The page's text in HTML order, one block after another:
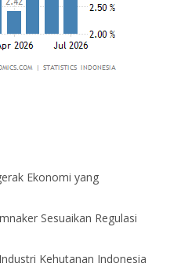
Ekonomi yang
Sesuaikan Regulasi
Kehutanan Indonesia